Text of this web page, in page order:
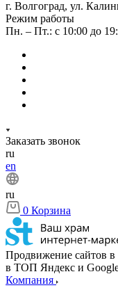
г. Волгоград, ул.
Режим работы
Пн. – Пт.: с 10:00 до
Заказать звонок
ru
en
ru
0 Корзина
Продвижение сайтов в
в ТОП Яндекс и
Компания